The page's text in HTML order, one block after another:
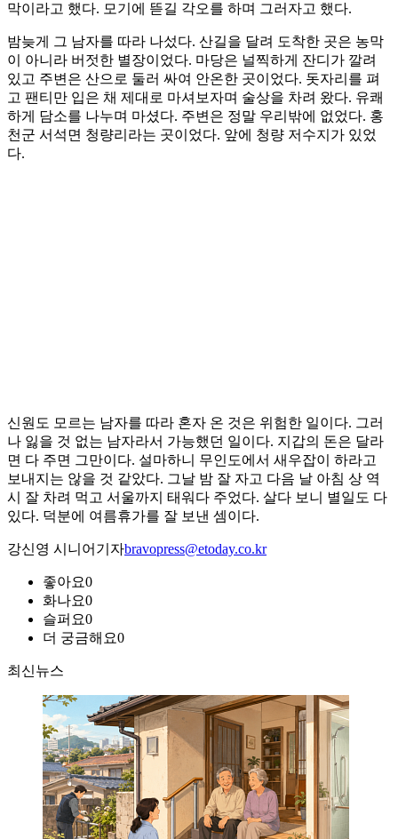
막이라고 했다. 모기에 뜯길 각오를 하며 그러자고 했다.
밤늦게 그 남자를 따라 나섰다. 산길을 달려 도착한 곳은 농막
이 아니라 버젓한 별장이었다. 마당은 널찍하게 잔디가 깔려
있고 주변은 산으로 둘러 싸여 안온한 곳이었다. 돗자리를 펴
고 팬티만 입은 채 제대로 마셔보자며 술상을 차려 왔다. 유쾌
하게 담소를 나누며 마셨다. 주변은 정말 우리밖에 없었다. 홍
천군 서석면 청량리라는 곳이었다. 앞에 청량 저수지가 있었
다.
신원도 모르는 남자를 따라 혼자 온 것은 위험한 일이다. 그러
나 잃을 것 없는 남자라서 가능했던 일이다. 지갑의 돈은 달라
면 다 주면 그만이다. 설마하니 무인도에서 새우잡이 하라고
보내지는 않을 것 같았다. 그날 밤 잘 자고 다음 날 아침 상 역
시 잘 차려 먹고 서울까지 태워다 주었다. 살다 보니 별일도 다
있다. 덕분에 여름휴가를 잘 보낸 셈이다.
강신영 시니어기자bravopress@etoday.co.kr
좋아요0
화나요0
슬퍼요0
더 궁금해요0
최신뉴스